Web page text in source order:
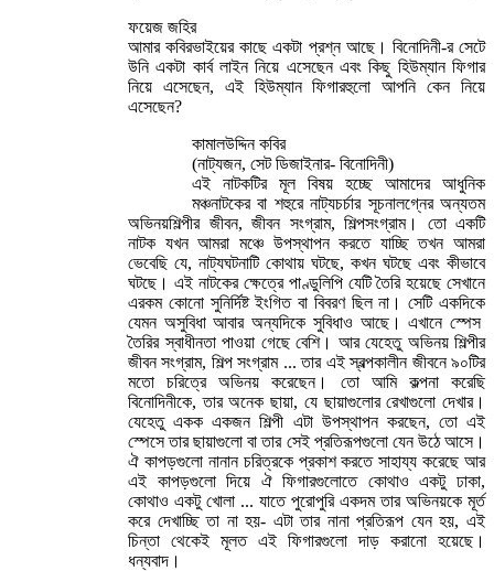
ফয়েজ জহির
আমার কবিরভাইয়ের কাছে একটা প্রশ্ন আছে। বিনোদিনী-র সেটে
উনি একটা কার্ব লাইন নিয়ে এসেছেন এবং কিছু হিউম্যান ফিগার
নিয়ে এসেছেন, এই হিউম্যান ফিগারহুলো আপনি কেন নিয়ে
এসেছেন?
কামালউদ্দিন কবির
(নাট্যজন, সেট ডিজাইনার- বিনোদিনী)
এই নাটকটির মূল বিষয় হচ্ছে আমাদের আধুনিক
মঞ্চনাটকের বা শহুরে নাট্যচর্চার সূচনালগ্নের অন্যতম
অভিনয়শিল্পীর জীবন, জীবন সংগ্রাম, শিল্পসংগ্রাম। তো একটি
নাটক যখন আমরা মঞ্চে উপস্থাপন করতে যাচ্ছি তখন আমরা
ভেবেছি যে, নাট্যঘটনাটি কোথায় ঘটছে, কখন ঘটছে এবং কীভাবে
ঘটছে। এই নাটকের ক্ষেত্রে পাণ্ডুলিপি যেটি তৈরি হয়েছে সেখানে
এরকম কোনো সুনির্দিষ্ট ইংগিত বা বিবরণ ছিল না। সেটি একদিকে
যেমন অসুবিধা আবার অন্যদিকে সুবিধাও আছে। এখানে স্পেস
তৈরির স্বাধীনতা পাওয়া গেছে বেশি। আর যেহেতু অভিনয় শিল্পীর
জীবন সংগ্রাম, শিল্প সংগ্রাম ... তার এই স্বল্পকালীন জীবনে ৯০টির
মতো চরিত্রে অভিনয় করেছেন। তো আমি কল্পনা করেছি
বিনোদিনীকে, তার অনেক ছায়া, যে ছায়াগুলোর রেখাগুলো দেখার।
যেহেতু একক একজন শিল্পী এটা উপস্থাপন করছেন, তো এই
স্পেসে তার ছায়াগুলো বা তার সেই প্রতিরূপগুলো যেন উঠে আসে।
ঐ কাপড়গুলো নানান চরিত্রকে প্রকাশ করতে সাহায্য করেছে আর
এই কাপড়গুলো দিয়ে ঐ ফিগারগুলোতে কোথাও একটু ঢাকা,
কোথাও একটু খোলা ... যাতে পুরোপুরি একদম তার অভিনয়কে মূর্ত
করে দেখাচ্ছি তা না হয়- এটা তার নানা প্রতিরূপ যেন হয়, এই
চিন্তা থেকেই মূলত এই ফিগারগুলো দাড় করানো হয়েছে।
ধন্যবাদ।